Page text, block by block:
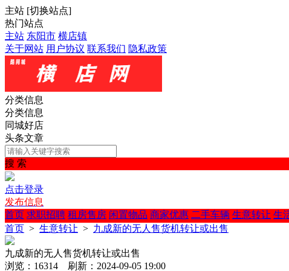
主站 [切换站点]
热门站点
主站 东阳市 横店镇
关于网站 用户协议 联系我们 隐私政策
分类信息
分类信息
同城好店
头条文章
搜 索
点击登录
发布信息
首页 求职招聘 租房售房 闲置物品 商家优惠 二手车辆 生意转让 生
首页 > 生意转让 > 九成新的无人售货机转让或出售
九成新的无人售货机转让或出售
浏览：16314 刷新：2024-09-05 19:00